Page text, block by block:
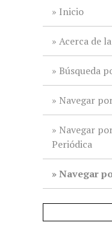
Inicio
Acerca de
Búsqueda
Navegar
Navegar
Periódica
Navegar